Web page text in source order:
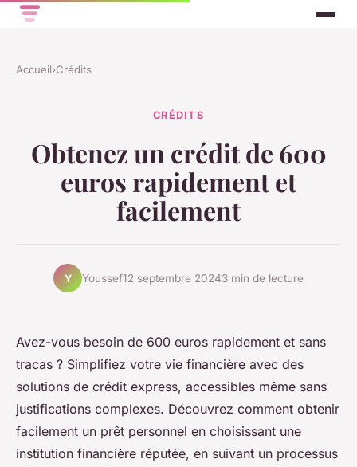
Accueil›Crédits
CRÉDITS
Obtenez un crédit de 600
euros rapidement et
facilement
Y Youssef12 septembre 20243 min de lecture
Avez-vous besoin de 600 euros rapidement et sans
tracas ? Simplifiez votre vie financière avec des
solutions de crédit express, accessibles même sans
justifications complexes. Découvrez comment obtenir
facilement un prêt personnel en choisissant une
institution financière réputée, en suivant un processus